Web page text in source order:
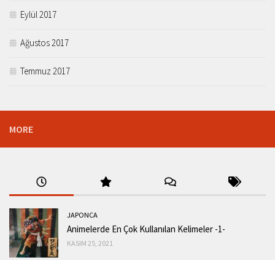
Eylül 2017
Ağustos 2017
Temmuz 2017
MORE
JAPONCA
Animelerde En Çok Kullanılan Kelimeler -1-
KASIM 25, 2021